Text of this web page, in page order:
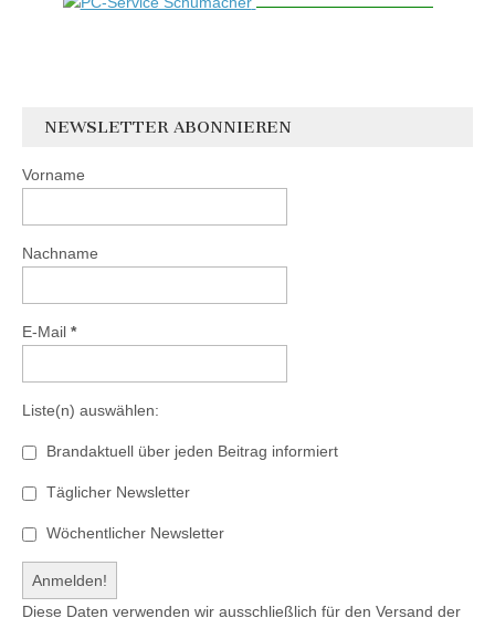
NEWSLETTER ABONNIEREN
Vorname
Nachname
E-Mail *
Liste(n) auswählen:
Brandaktuell über jeden Beitrag informiert
Täglicher Newsletter
Wöchentlicher Newsletter
Diese Daten verwenden wir ausschließlich für den Versand der